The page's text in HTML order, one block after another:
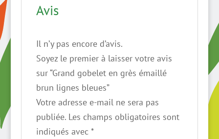
bleuesAvis
Il n’y pas encore d’avis.
Soyez le premier à laisser votre avis
sur “Grand gobelet en grès émaillé
brun lignes bleues”
Votre adresse e-mail ne sera pas
publiée. Les champs obligatoires sont
indiqués avec *